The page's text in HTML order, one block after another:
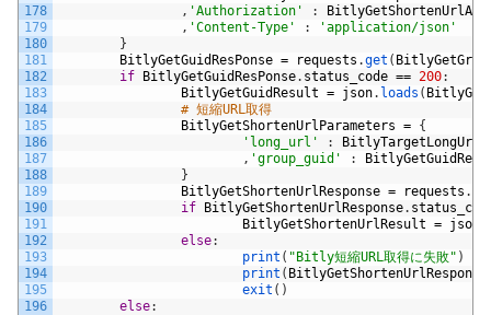
178
179
180
181
182
183
184
185
186
187
188
189
190
191
192
193
194
195
196
, 'Authorization' :
, 'Content-Type' :
'application/json'
}
BitlyGetGuidResPonse = requests .get (
if
BitlyGetGuidResPonse. status_code == 200:
BitlyGetGuidResult = json. loads (
# 短縮URL取得
BitlyGetShortenUrlParameters = {
'long_url'
:
BitlyTargetLongUrl
, 'group_guid' :
}
BitlyGetShortenUrlResponse = requests .
if
BitlyGetShortenUrlResponse.
BitlyGetShortenUrlResult = json
else:
print ( "Bitly短縮URL取得に失敗" )
print ( BitlyGetShortenUrlResponse
exit ( )
else: